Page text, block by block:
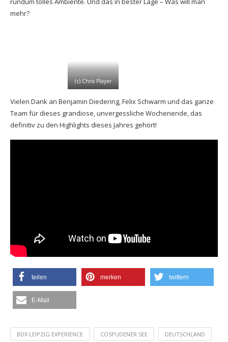
mehr?
(c) Chris Player
Vielen Dank an Benjamin Diedering, Felix Schwarm und das ganze
Team für dieses grandiose, unvergessliche Wochenende, das
definitiv zu den Highlights dieses Jahres gehört!
teilen merken twittern
E-Mail
BDX LEIPZIG EXPERIENCE COSPUDENER SEE DEUTSCHLAND